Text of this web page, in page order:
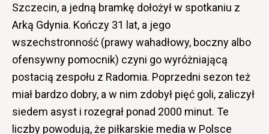
Szczecin, a jedną bramkę dołożył w spotkaniu z
Arką Gdynia. Kończy 31 lat, a jego
wszechstronność (prawy wahadłowy, boczny albo
ofensywny pomocnik) czyni go wyróżniającą
postacią zespołu z Radomia. Poprzedni sezon też
miał bardzo dobry, a w nim zdobył pięć goli, zaliczył
siedem asyst i rozegrał ponad 2000 minut. Te
liczby powodują, że piłkarskie media w Polsce